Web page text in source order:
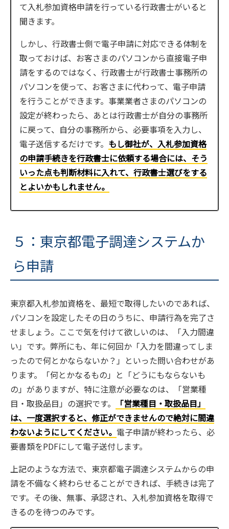
て入札参加資格申請を行っている行政書士がいると
聞きます。
しかし、行政書士側で電子申請に対応できる体制を
取っておけば、お客さまのパソコンから直接電子申
請をするのではなく、行政書士が行政書士事務所の
パソコンを使って、お客さまに代わって、電子申請
を行うことができます。事業業者さまのパソコンの
設定が終わったら、あとは行政書士が自分の事務所
に戻って、自分の事務所から、必要事項を入力し、
電子送信するだけです。 もし御社が、入札参加資格
の申請手続きを行政書士に依頼する場合には、そう
いった点も判断材料に入れて、行政書士選びをする
とよいかもしれません。
５：東京都電子調達システムか
ら申請
東京都入札参加資格を、最短で取得したいのであれば、
パソコンを設定したその日のうちに、申請行為を完了さ
せましょう。ここで気を付けて欲しいのは、「入力間違
い」です。弊所にも、年に何回か「入力を間違ってしま
ったので何とかならないか？」といった問い合わせがあ
ります。「何とかなるもの」と「どうにもならないも
の」がありますが、特に注意が必要なのは、「営業種
目・取扱品目」の選択です。
「営業種目・取扱品目」
は、一度選択すると、修正ができませんので絶対に間違
わないようにしてください。 電子申請が終わったら、必
要書類をPDFにして電子送付します。
上記のような方法で、東京都電子調達システムからの申
請を不備なく終わらせることができれば、手続きは完了
です。その後、無事、承認され、入札参加資格を取得で
きるのを待つのみです。